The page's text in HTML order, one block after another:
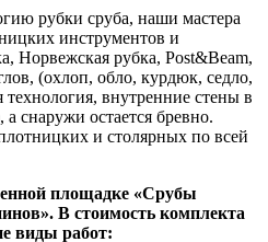
рубки сруба, наши мастера
инструментов и
Норвежская рубка, Post&Beam,
(охлоп, обло, курдюк, седло,
внутренние стены в
снаружи остается бревно.
и столярных по всей
площадке «Срубы
». В стоимость комплекта
виды работ: